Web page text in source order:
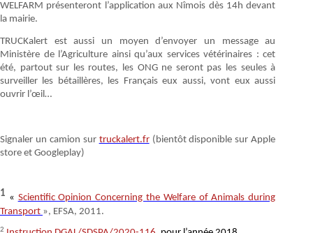
WELFARM présenteront l’application aux Nîmois dès 14h devant
la mairie.
TRUCKalert est aussi un moyen d’envoyer un message au
Ministère de l’Agriculture ainsi qu’aux services vétérinaires : cet
été, partout sur les routes, les ONG ne seront pas les seules à
surveiller les bétaillères, les Français eux aussi, vont eux aussi
ouvrir l’œil…
Signaler un camion sur truckalert.fr(bientôt disponible sur Apple
store et Googleplay)
1 « Scientific Opinion Concerning the Welfare of Animals during
Transport », EFSA, 2011.
2